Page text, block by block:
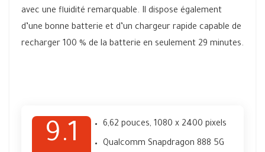
avec une fluidité remarquable. Il dispose également
d’une bonne batterie et d’un chargeur rapide capable de
recharger 100 % de la batterie en seulement 29 minutes.
9.1 6,62 pouces, 1080 x 2400 pixels
Qualcomm Snapdragon 888 5G